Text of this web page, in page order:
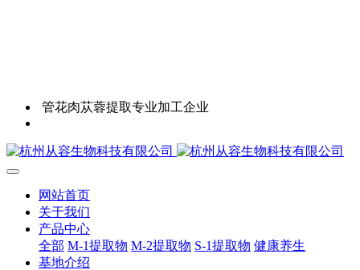
管花肉苁蓉提取专业加工企业
网站首页
关于我们
产品中心
全部 M-1提取物 M-2提取物 S-1提取物 健康养生
基地介绍